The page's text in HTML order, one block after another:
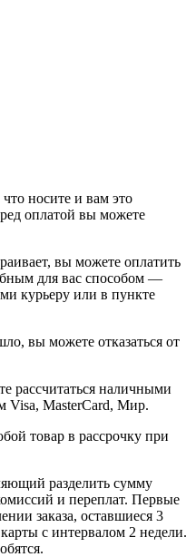
носите и вам это
оплатой вы можете
вы можете оплатить
для вас способом —
курьеру или в пункте
вы можете отказаться от
рассчитаться наличными
Visa, MasterCard, Мир.
товар в рассрочку при
разделить сумму
и переплат. Первые
заказа, оставшиеся 3
с интервалом 2 недели.